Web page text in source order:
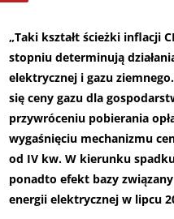
„Taki kształt ścieżki inflacji
stopniu determinują
elektrycznej i gazu
się ceny gazu dla
przywróceniu pobierania
wygaśnięciu mechanizmu
od IV kw. W kierunku
ponadto efekt bazy
energii elektrycznej w lipcu